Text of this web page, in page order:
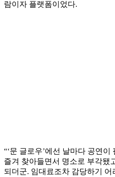
람이자 플랫폼이었다.
“‘문 글로우’에선 날마다 공연이
즐겨 찾아들면서 명소로 부각됐
되더군. 임대료조차 감당하기